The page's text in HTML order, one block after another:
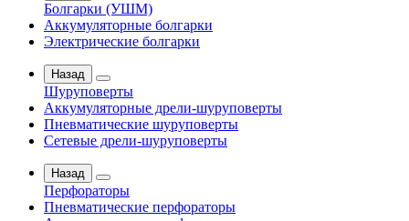
Болгарки (УШМ)
Аккумуляторные болгарки
Электрические болгарки
Назад
Шуруповерты
Аккумуляторные дрели-шуруповерты
Пневматические шуруповерты
Сетевые дрели-шуруповерты
Назад
Перфораторы
Пневматические перфораторы